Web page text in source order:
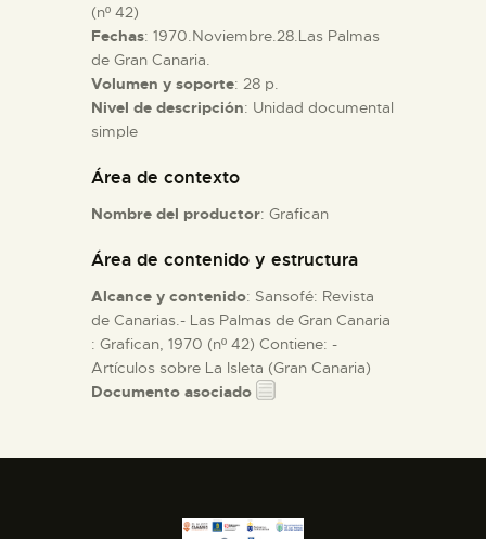
DIDÁCTICA
ESPAÑOL
(nº 42)
Fechas: 1970.Noviembre.28.Las Palmas
de Gran Canaria.
Volumen y soporte: 28 p.
Nivel de descripción: Unidad documental
simple
Área de contexto
Nombre del productor: Grafican
Área de contenido y estructura
Alcance y contenido: Sansofé: Revista
de Canarias.- Las Palmas de Gran Canaria
: Grafican, 1970 (nº 42) Contiene: -
Artículos sobre La Isleta (Gran Canaria)
Documento asociado